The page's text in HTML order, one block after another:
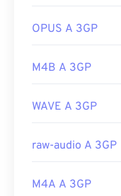
Un esempio è
(3GPP)
Link utili:
OPUS A 3GP
M4B A 3GP
WAVE A 3GP
raw-audio A 3GP
M4A A 3GP